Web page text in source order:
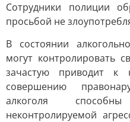
Сотрудники полиции
просьбой не
В состоянии
могут контролировать
зачастую приводит к
совершению
алкоголя
неконтролируемой